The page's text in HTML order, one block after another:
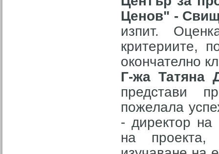
Ценов" -
изпит.
критериите,
окончателно
Г-жа Татяна
представи
пожелала
- директор на
на проекта,